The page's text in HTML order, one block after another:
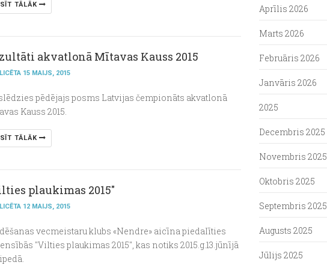
TĀLĀK
akvatlonā Mītavas Kauss 2015
15 MAIJS, 2015
pēdējajs posms Latvijas čempionāts akvatlonā
Kauss 2015.
TĀLĀK
plaukimas 2015"
12 MAIJS, 2015
vecmeistaru klubs «Nendre» aicīna piedalīties
"Vilties plaukimas 2015", kas notiks 2015.g.13.jūnījā
Aprīlis 2026
Marts 2026
Februāris 2026
Janvāris 2026
2025
Decembris 2025
Novembris 2025
Oktobris 2025
Septembris 2025
Augusts 2025
Jūlijs 2025